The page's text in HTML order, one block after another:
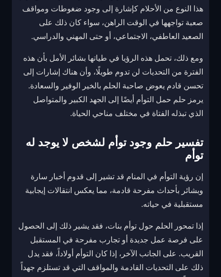
هذا النوع من الأحلام كإشارة إلى وجود ضغوطات ومواقف
صعبة تواجهها في الوقت الراهن، سواء كان ذلك على
الصعيد العاطفي، الاجتماعي، أو حتى المهني والدراسي.
ومع ذلك، تحمل هذه الرؤيا في طياتها بشائر الأمل بأن هذه
الفترة من التحديات لن تدوم طويلًا، وأن هناك إشارات إلى
تحسن قادم يعوض صاحبة الحلم بالخير الوفير والسعادة.
يرمز حلم حمل التوأم أيضًا إلى الجهد الكبير والمتواصل
الذي تبذله الفتاة في مختلف مناحي الحياة.
تفسير حلم وجود توأم لشخص لا يوجد له
توأم
إن رؤية التوأم في المنام قد تشير إلى قدوم أخبار سارة
وبشائر بأحداث مفرحة قادمة، مما يعكس انتقالات إيجابية
مستقبلية في حياته.
إذا تمحور الحلم حول توأم بنات، فقد يشير ذلك إلى الحصول
على فرصة عمل جديدة أو تجارب مفرحة في المستقبل
القريب. على الجانب الآخر، إذا كان التوأم أولاداً، فقد يدل
ذلك على التحديات القادمة والمواقف التي قد تستلزم جهداً